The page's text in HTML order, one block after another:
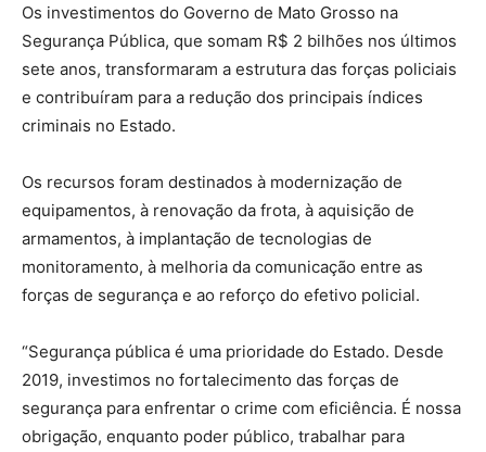
Os investimentos do Governo de Mato Grosso na
Segurança Pública, que somam R$ 2 bilhões nos últimos
sete anos, transformaram a estrutura das forças policiais
e contribuíram para a redução dos principais índices
criminais no Estado.
Os recursos foram destinados à modernização de
equipamentos, à renovação da frota, à aquisição de
armamentos, à implantação de tecnologias de
monitoramento, à melhoria da comunicação entre as
forças de segurança e ao reforço do efetivo policial.
“Segurança pública é uma prioridade do Estado. Desde
2019, investimos no fortalecimento das forças de
segurança para enfrentar o crime com eficiência. É nossa
obrigação, enquanto poder público, trabalhar para